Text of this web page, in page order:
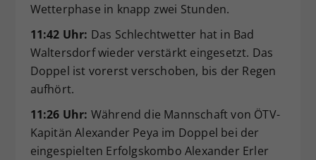
Wetterphase in knapp zwei Stunden.
11:42 Uhr: Das Schlechtwetter hat in Bad
Waltersdorf wieder verstärkt eingesetzt. Das
Doppel ist vorerst verschoben, bis der Regen
aufhört.
11:26 Uhr: Während die Mannschaft von ÖTV-
Kapitän Alexander Peya im Doppel bei der
eingespielten Erfolgskombo Alexander Erler